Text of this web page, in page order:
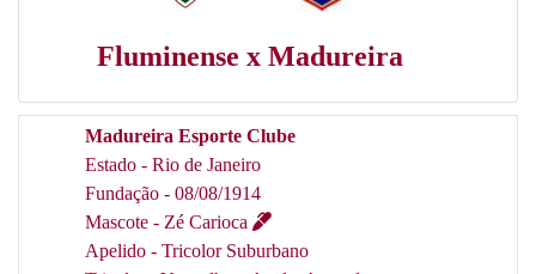
Fluminense x Madureira
Madureira Esporte Clube
Estado - Rio de Janeiro
Fundação - 08/08/1914
Mascote - Zé Carioca
Apelido - Tricolor Suburbano